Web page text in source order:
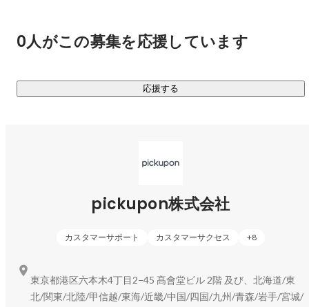
・共有しづらい
つまり顧客との会話は、企業にとって宝の山であるにも関わ
私たちが開発しているのは
会話サマリーAI pickupon（ピクポン）です。
pickuponは
0人がこの募集を応援しています
応援する
pickupon株式会社
カスタマーサポート カスタマーサクセス +8
東京都港区六本木4丁目2−45 髙會堂ビル 2階 及び、北海道/東
北/関東/北陸/甲信越/東海/近畿/中国/四国/九州/青森/岩手/宮城/